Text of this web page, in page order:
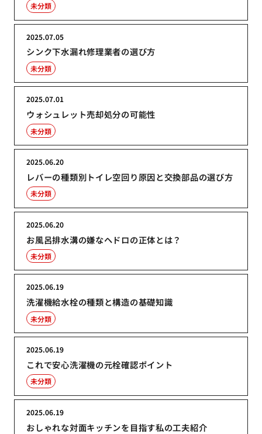
未分類
シンク下水漏れ修理業者の選び方
2025.07.05
未分類
ウォシュレット売却処分の可能性
2025.07.01
未分類
レバーの種類別トイレ空回り原因と交換部品の選び方
2025.06.20
未分類
お風呂排水溝の嫌なヘドロの正体とは？
2025.06.20
未分類
洗濯機給水栓の種類と構造の基礎知識
2025.06.19
未分類
これで安心洗濯機の元栓確認ポイント
2025.06.19
未分類
おしゃれな対面キッチンを目指す私の工夫紹介
2025.06.19